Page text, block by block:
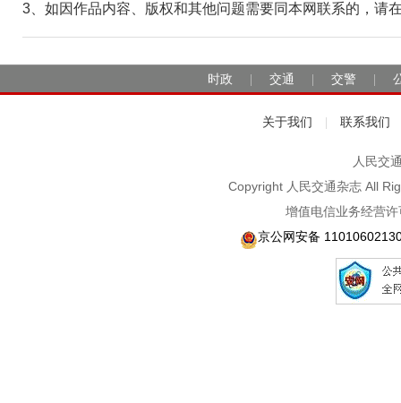
3、如因作品内容、版权和其他问题需要同本网联系的，请
时政 交通 交警
关于我们 联系我们
人民交
Copyright 人民交通杂志 All
增值电信业务经营
京公网安备